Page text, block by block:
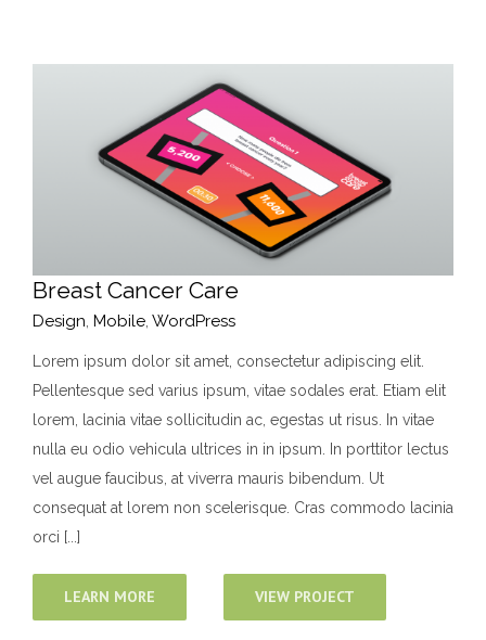
Breast Cancer Care
Design, Mobile, WordPress
Lorem ipsum dolor sit amet, consectetur adipiscing elit.
Pellentesque sed varius ipsum, vitae sodales erat. Etiam elit
lorem, lacinia vitae sollicitudin ac, egestas ut risus. In vitae
nulla eu odio vehicula ultrices in in ipsum. In porttitor lectus
vel augue faucibus, at viverra mauris bibendum. Ut
consequat at lorem non scelerisque. Cras commodo lacinia
orci [...]
LEARN MORE VIEW PROJECT